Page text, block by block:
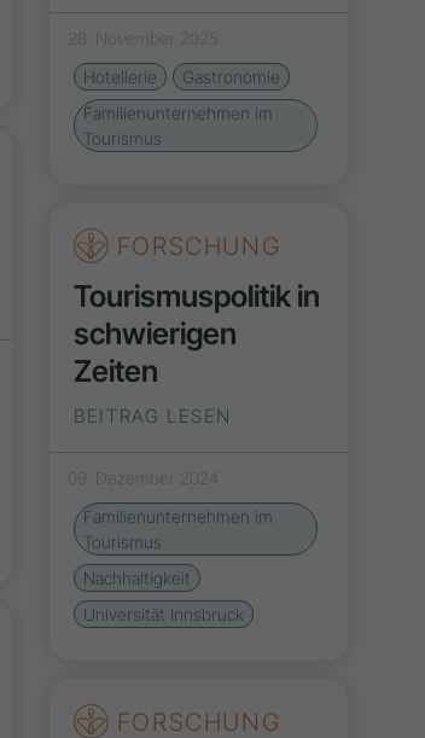
28. November 2025
Hotellerie
Gastronomie
Familienunternehmen im
Tourismus
FORSCHUNG
Tourismuspolitik in
schwierigen
Zeiten
BEITRAG LESEN
09. Dezember 2024
Familienunternehmen im
Tourismus
Nachhaltigkeit
Universität Innsbruck
FORSCHUNG